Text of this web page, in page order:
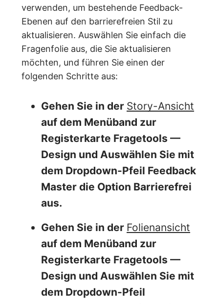
verwenden, um bestehende Feedback-
Ebenen auf den barrierefreien Stil zu
aktualisieren. Auswählen Sie einfach die
Fragenfolie aus, die Sie aktualisieren
möchten, und führen Sie einen der
folgenden Schritte aus:
Gehen Sie in der Story-Ansicht
auf dem Menüband zur
Registerkarte Fragetools —
Design und Auswählen Sie mit
dem Dropdown-Pfeil Feedback
Master die Option Barrierefrei
aus.
Gehen Sie in der Folienansicht
auf dem Menüband zur
Registerkarte Fragetools —
Design und Auswählen Sie mit
dem Dropdown-Pfeil